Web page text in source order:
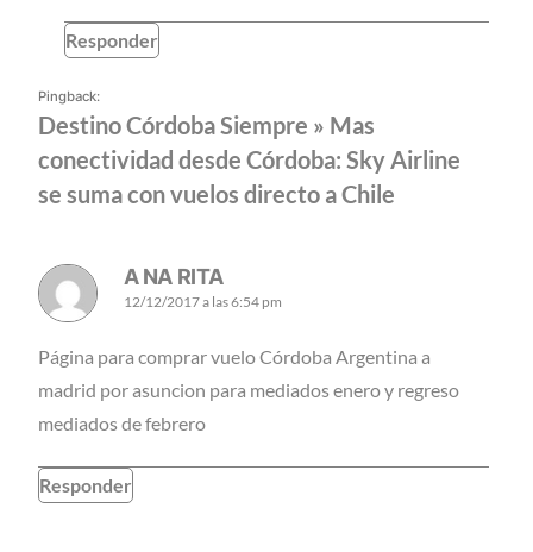
Responder
Pingback:
Destino Córdoba Siempre » Mas
conectividad desde Córdoba: Sky Airline
se suma con vuelos directo a Chile
A NA RITA
12/12/2017 a las 6:54 pm
Página para comprar vuelo Córdoba Argentina a
madrid por asuncion para mediados enero y regreso
mediados de febrero
Responder